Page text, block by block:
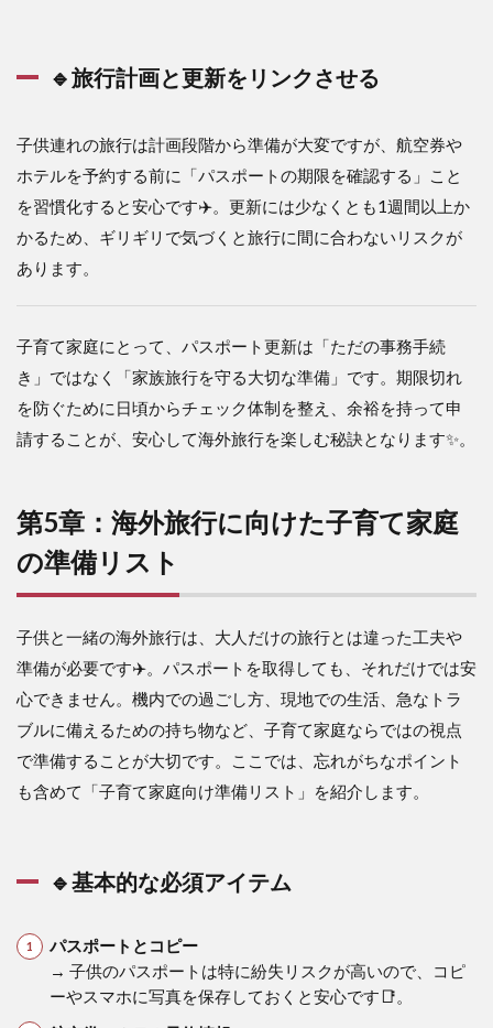
🔹旅行計画と更新をリンクさせる
子供連れの旅行は計画段階から準備が大変ですが、航空券や
ホテルを予約する前に「パスポートの期限を確認する」こと
を習慣化すると安心です✈️。更新には少なくとも1週間以上か
かるため、ギリギリで気づくと旅行に間に合わないリスクが
あります。
子育て家庭にとって、パスポート更新は「ただの事務手続
き」ではなく「家族旅行を守る大切な準備」です。期限切れ
を防ぐために日頃からチェック体制を整え、余裕を持って申
請することが、安心して海外旅行を楽しむ秘訣となります✨。
第5章：海外旅行に向けた子育て家庭
の準備リスト
子供と一緒の海外旅行は、大人だけの旅行とは違った工夫や
準備が必要です✈️。パスポートを取得しても、それだけでは安
心できません。機内での過ごし方、現地での生活、急なトラ
ブルに備えるための持ち物など、子育て家庭ならではの視点
で準備することが大切です。ここでは、忘れがちなポイント
も含めて「子育て家庭向け準備リスト」を紹介します。
🔹基本的な必須アイテム
パスポートとコピー
→ 子供のパスポートは特に紛失リスクが高いので、コピ
ーやスマホに写真を保存しておくと安心です📑。